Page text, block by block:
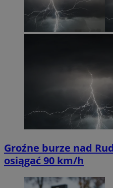
Groźne burze nad
osiągać 90 km/h